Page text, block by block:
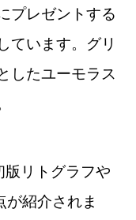
プレゼントする
ています。グリ
したユーモラス
リトグラフや
紹介されま